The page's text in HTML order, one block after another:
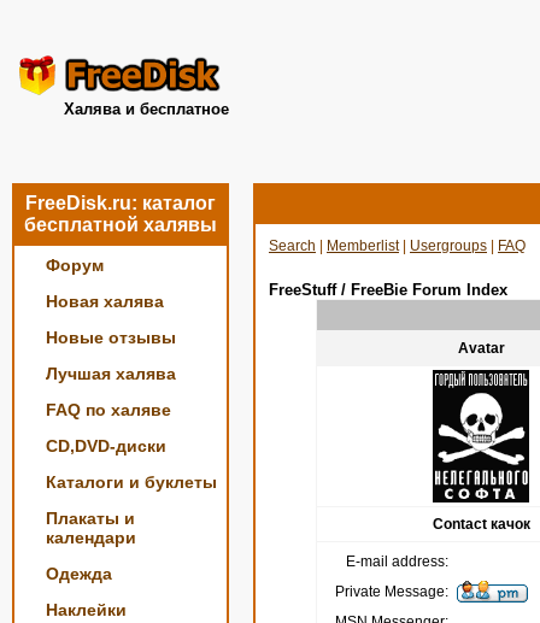
Халява и бесплатное
FreeDisk.ru: каталог
бесплатной халявы
Форум
Новая халява
Новые отзывы
Лучшая халява
FAQ по халяве
CD,DVD-диски
Каталоги и буклеты
Плакаты и
календари
Одежда
Наклейки
Search Memberlist| Usergroups FAQ
FreeStuff / FreeBie Forum Index
Avatar
Contact качок
E-mail address:
Private Message: